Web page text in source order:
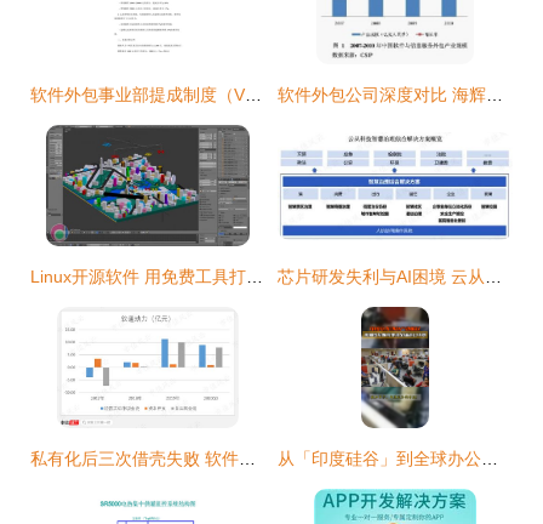
软件外包事业部提成制度（V1.0） 软件外包公司深度对比 海辉、软通、东软集团等如何选择？附组图解析
Linux开源软件 用免费工具打造专业级媒体制作与外包方案 芯片研发失利与AI困境 云从科技何时走出外包模式
私有化后三次借壳失败 软件外包老二软通动力冲刺注册制 从「印度硅谷」到全球办公中心 班加罗尔的软件外包崛起之路